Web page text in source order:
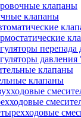
клапаны
клапаны
перепада
давления
клапаны